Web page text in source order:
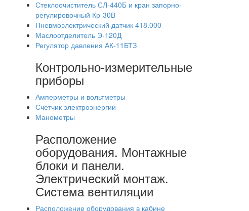
Стеклоочиститель СЛ-440Б и кран запорно-
регулировочный Кр-30В
Пневмоэлектрический датчик 418.000
Маслоотделитель Э-120Д
Регулятор давления АК-11БТЗ
Контрольно-измерительные
приборы
Амперметры и вольтметры
Счетчик электроэнергии
Манометры
Расположение
оборудования. Монтажные
блоки и панели.
Электрический монтаж.
Система вентиляции
Расположение оборудования в кабине